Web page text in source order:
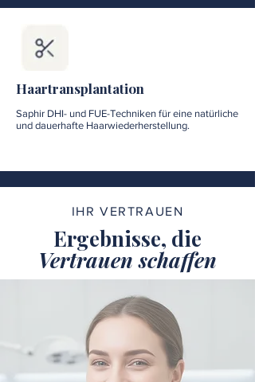
Haartransplantation
Saphir DHI- und FUE-Techniken für eine natürliche
und dauerhafte Haarwiederherstellung.
IHR VERTRAUEN
Ergebnisse, die
Vertrauen schaffen